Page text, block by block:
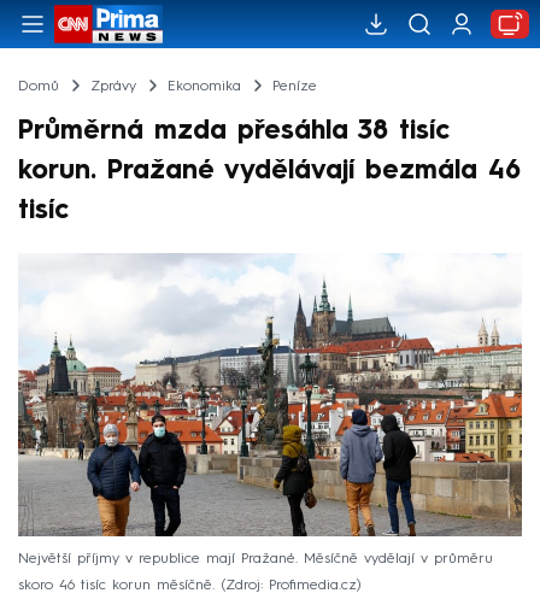
Domů Zprávy Ekonomika Peníze
Průměrná mzda přesáhla 38 tisíc
korun. Pražané vydělávají bezmála 46
tisíc
Největší příjmy v republice mají Pražané. Měsíčně vydělají v průměru
skoro 46 tisíc korun měsíčně.
Zdroj: Profimedia.cz